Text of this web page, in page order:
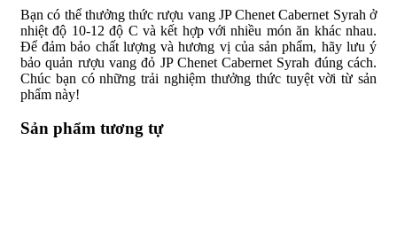
Bạn có thể thưởng thức rượu vang JP Chenet Cabernet Syrah ở
nhiệt độ 10-12 độ C và kết hợp với nhiều món ăn khác nhau.
Để đảm bảo chất lượng và hương vị của sản phẩm, hãy lưu ý
bảo quản rượu vang đỏ JP Chenet Cabernet Syrah đúng cách.
Chúc bạn có những trải nghiệm thưởng thức tuyệt vời từ sản
phẩm này!
Sản phẩm tương tự